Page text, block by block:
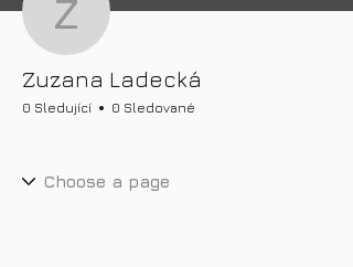
Zuzana Ladecká
Zuzana Ladecká
0 Sledující 0 Sledované